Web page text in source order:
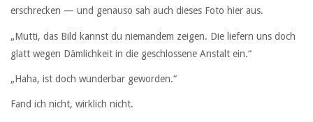
erschrecken — und genauso sah auch dieses Foto hier aus.
„Mutti, das Bild kannst du niemandem zeigen. Die liefern uns doch
glatt wegen Dämlichkeit in die geschlossene Anstalt ein.“
„Haha, ist doch wunderbar geworden.“
Fand ich nicht, wirklich nicht.